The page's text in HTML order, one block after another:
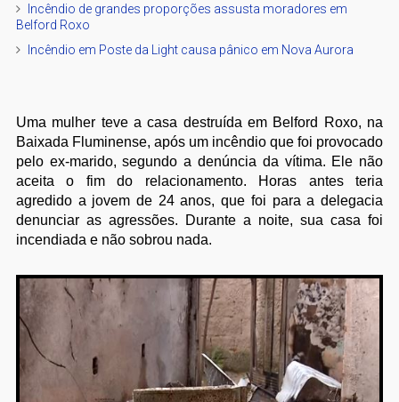
Incêndio de grandes proporções assusta moradores em
Belford Roxo
Incêndio em Poste da Light causa pânico em Nova Aurora
Uma mulher teve a casa destruída em Belford Roxo, na
Baixada Fluminense, após um incêndio que foi provocado
pelo ex-marido, segundo a denúncia da vítima. Ele não
aceita o fim do relacionamento. Horas antes teria
agredido a jovem de 24 anos, que foi para a delegacia
denunciar as agressões. Durante a noite, sua casa foi
incendiada e não sobrou nada.